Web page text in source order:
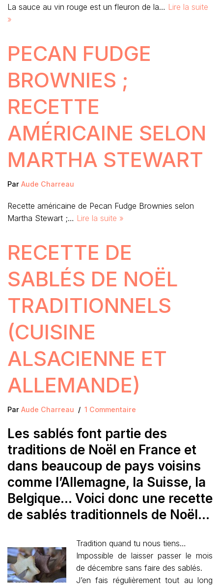
La sauce au vin rouge est un fleuron de la… Lire la suite
»
PECAN FUDGE
BROWNIES ;
RECETTE
AMÉRICAINE SELON
MARTHA STEWART
Par Aude Charreau
Recette américaine de Pecan Fudge Brownies selon
Martha Stewart ;… Lire la suite »
RECETTE DE
SABLÉS DE NOËL
TRADITIONNELS
(CUISINE
ALSACIENNE ET
ALLEMANDE)
Par Aude Charreau 1 Commentaire
Les sablés font partie des
traditions de Noël en France et
dans beaucoup de pays voisins
comme l’Allemagne, la Suisse, la
Belgique… Voici donc une recette
de sablés traditionnels de Noël…
Tradition quand tu nous tiens…
Impossible de laisser passer le mois
de décembre sans faire des sablés.
J’en fais régulièrement tout au long